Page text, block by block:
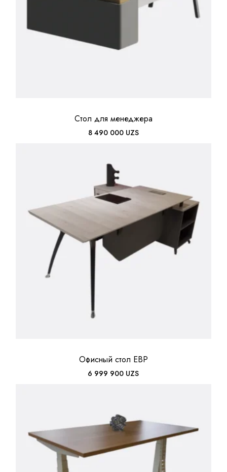
Стол для менеджера
8 490 000 UZS
Офисный стол EBP
6 999 900 UZS